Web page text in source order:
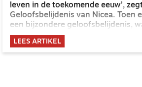
leven in de toekomende eeuw’,
Geloofsbelijdenis van Nicea. Toen
een bijzondere geloofsbelijdenis,
dit leven komt, wordt heel
christenen hopen we niet dat we
maar mogen we weten dat God
LEES ARTIKEL